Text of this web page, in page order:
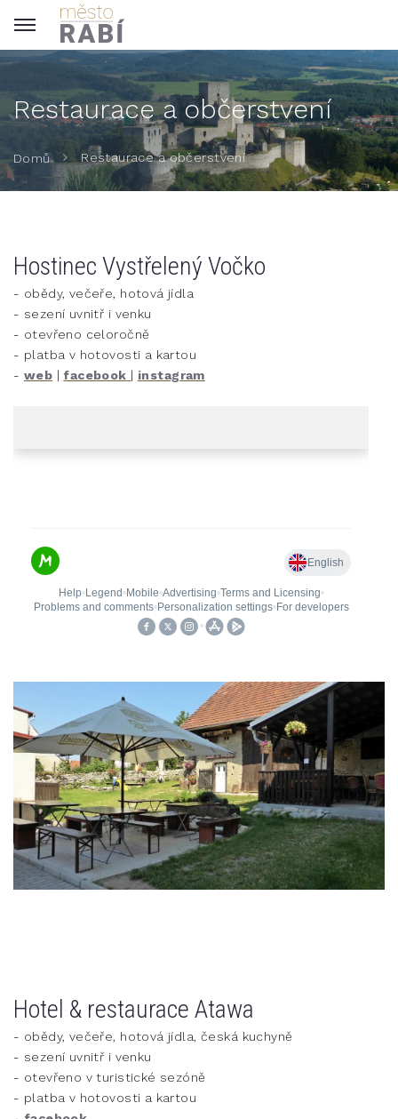
Restaurace a občerstvení
Domů Restaurace a občerstvení
Hostinec Vystřelený Vočko
- obědy, večeře, hotová jídla
- sezení uvnitř i venku
- otevřeno celoročně
- platba v hotovosti a kartou
- web | facebook | instagram
Hotel & restaurace Atawa
- obědy, večeře, hotová jídla, česká kuchyně
- sezení uvnitř i venku
- otevřeno v turistické sezóně
- platba v hotovosti a kartou